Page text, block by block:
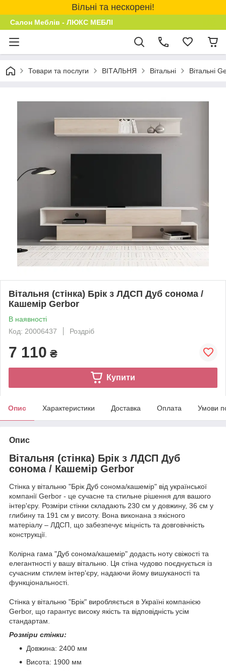
Вільні та нескорені!
Салон Меблів - ЛЮКС МЕБЛІ
Товари та послуги ВІТАЛЬНЯ Вітальні Вітальні
Вітальня (стінка) Брік з ЛДСП Дуб сонома /
Кашемір Gerbor
В наявності
Код: 20006437
Роздріб
7 110 ₴
Купити
Опис Характеристики Доставка Оплата Умови
Опис
Вітальня (стінка) Брік з ЛДСП Дуб
сонома / Кашемір Gerbor
Стінка у вітальню "Брік Дуб сонома/кашемір" від української
компанії Gerbor - це сучасне та стильне рішення для вашого
інтер'єру. Розміри стінки складають 230 см у довжину, 36 см у
глибину та 191 см у висоту. Вона виконана з якісного
матеріалу – ЛДСП, що забезпечує міцність та довговічність
конструкції.
Колірна гама "Дуб сонома/кашемір" додасть ноту свіжості та
елегантності у вашу вітальню. Ця стіна чудово поєднується із
сучасним стилем інтер'єру, надаючи йому вишуканості та
функціональності.
Стінка у вітальню "Брік" виробляється в Україні компанією
Gerbor, що гарантує високу якість та відповідність усім
стандартам.
Розміри стінки:
Довжина: 2400 мм
Висота: 1900 мм